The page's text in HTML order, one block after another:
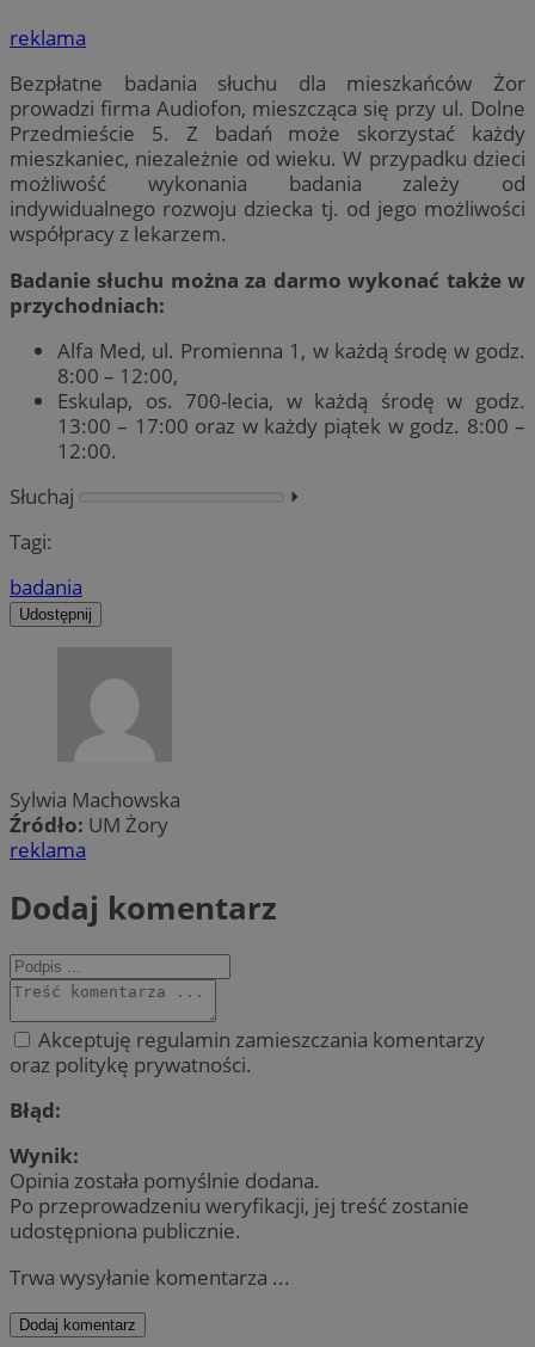
reklama
Bezpłatne badania słuchu dla mieszkańców Żor
prowadzi firma Audiofon, mieszcząca się przy ul. Dolne
Przedmieście 5. Z badań może skorzystać każdy
mieszkaniec, niezależnie od wieku. W przypadku dzieci
możliwość wykonania badania zależy od
indywidualnego rozwoju dziecka tj. od jego możliwości
współpracy z lekarzem.
Badanie słuchu można za darmo wykonać także w
przychodniach:
Alfa Med, ul. Promienna 1, w każdą środę w godz.
8:00 – 12:00,
Eskulap, os. 700-lecia, w każdą środę w godz.
13:00 – 17:00 oraz w każdy piątek w godz. 8:00 –
12:00.
Słuchaj
⏵︎
Tagi:
badania
Udostępnij
Sylwia Machowska
Źródło: UM Żory
reklama
Dodaj komentarz
Akceptuję regulamin zamieszczania komentarzy
oraz politykę prywatności.
Błąd:
Wynik:
Opinia została pomyślnie dodana.
Po przeprowadzeniu weryfikacji, jej treść zostanie
udostępniona publicznie.
Trwa wysyłanie komentarza ...
Dodaj komentarz